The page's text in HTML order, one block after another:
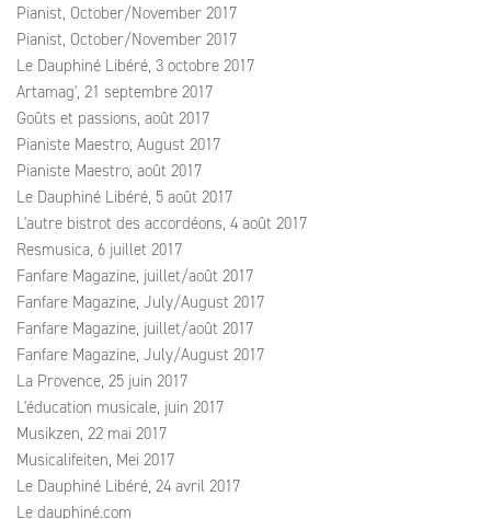
Pianist, October/November 2017
Pianist, October/November 2017
Le Dauphiné Libéré, 3 octobre 2017
Artamag', 21 septembre 2017
Goûts et passions, août 2017
Pianiste Maestro, August 2017
Pianiste Maestro, août 2017
Le Dauphiné Libéré, 5 août 2017
L'autre bistrot des accordéons, 4 août 2017
Resmusica, 6 juillet 2017
Fanfare Magazine, juillet/août 2017
Fanfare Magazine, July/August 2017
Fanfare Magazine, juillet/août 2017
Fanfare Magazine, July/August 2017
La Provence, 25 juin 2017
L'éducation musicale, juin 2017
Musikzen, 22 mai 2017
Musicalifeiten, Mei 2017
Le Dauphiné Libéré, 24 avril 2017
Le dauphiné.com